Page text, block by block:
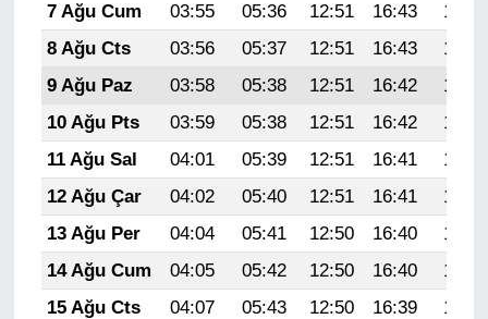
7 Ağu Cum
03:55 05:36 12:51 16:43
19:57
8 Ağu Cts
03:56 05:37 12:51 16:43
19:56
9 Ağu Paz
03:58 05:38 12:51 16:42
19:55
10 Ağu Pts
03:59 05:38 12:51 16:42
19:53
11 Ağu Sal
04:01 05:39 12:51 16:41
19:52
12 Ağu Çar
04:02 05:40 12:51 16:41
19:51
13 Ağu Per
04:04 05:41 12:50 16:40
19:50
14 Ağu Cum
04:05 05:42 12:50 16:40
19:48
15 Ağu Cts
04:07 05:43 12:50 16:39
19:47